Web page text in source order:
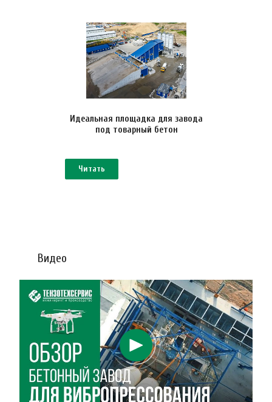
Идеальная площадка для завода
под товарный бетон
Читать
Видео